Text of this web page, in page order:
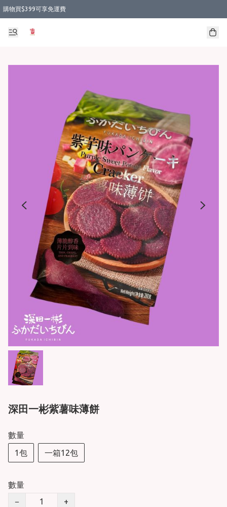
購物買$399可享免運費
深田一彬紫薯味薄餅
數量
1包
一箱12包
數量
−
+